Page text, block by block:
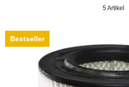
5 Artikel
Bestseller